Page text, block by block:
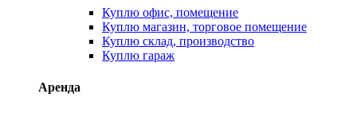
Куплю офис, помещение
Куплю магазин, торговое помещение
Куплю склад, производство
Куплю гараж
Аренда